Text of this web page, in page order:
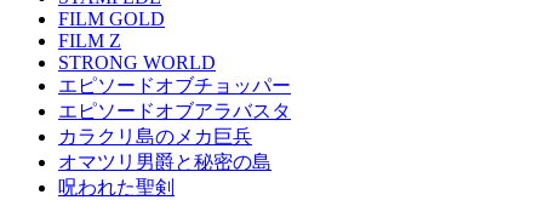
FILM GOLD
FILM Z
STRONG WORLD
エピソードオブチョッパー
エピソードオブアラバスタ
カラクリ島のメカ巨兵
オマツリ男爵と秘密の島
呪われた聖剣